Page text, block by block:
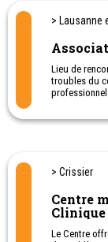
> Lausanne
Lieu de
troubles du
> Crissier
Centre
Clinique
Le Centre